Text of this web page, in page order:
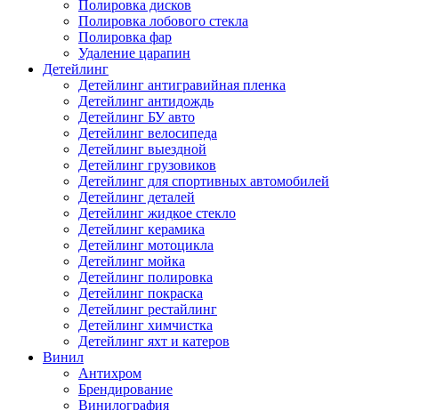
Полировка дисков
Полировка лобового стекла
Полировка фар
Удаление царапин
Детейлинг
Детейлинг антигравийная пленка
Детейлинг антидождь
Детейлинг БУ авто
Детейлинг велосипеда
Детейлинг выездной
Детейлинг грузовиков
Детейлинг для спортивных автомобилей
Детейлинг деталей
Детейлинг жидкое стекло
Детейлинг керамика
Детейлинг мотоцикла
Детейлинг мойка
Детейлинг полировка
Детейлинг покраска
Детейлинг рестайлинг
Детейлинг химчистка
Детейлинг яхт и катеров
Винил
Антихром
Брендирование
Винилография